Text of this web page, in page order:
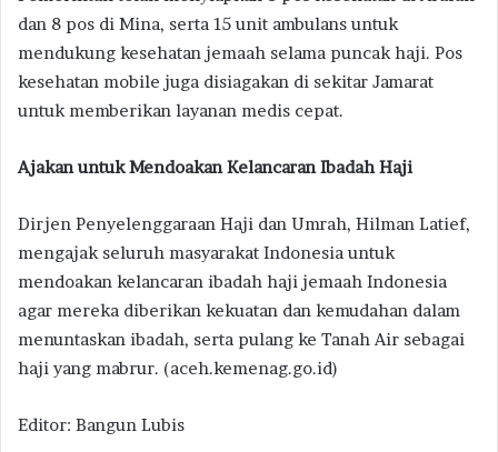
dan 8 pos di Mina, serta 15 unit ambulans untuk
mendukung kesehatan jemaah selama puncak haji. Pos
kesehatan mobile juga disiagakan di sekitar Jamarat
untuk memberikan layanan medis cepat.
Ajakan untuk Mendoakan Kelancaran Ibadah Haji
Dirjen Penyelenggaraan Haji dan Umrah, Hilman Latief,
mengajak seluruh masyarakat Indonesia untuk
mendoakan kelancaran ibadah haji jemaah Indonesia
agar mereka diberikan kekuatan dan kemudahan dalam
menuntaskan ibadah, serta pulang ke Tanah Air sebagai
haji yang mabrur. (aceh.kemenag.go.id)
Editor: Bangun Lubis